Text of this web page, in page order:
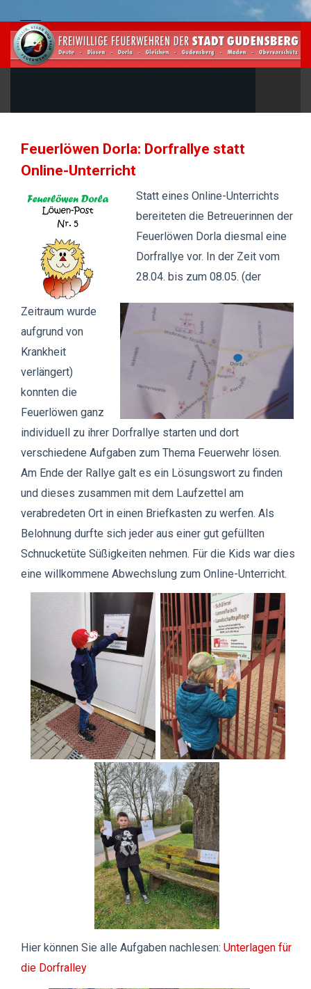
Feuerlöwen Dorla: Dorfrallye statt
Online-Unterricht
Statt eines Online-Unterrichts
bereiteten die Betreuerinnen der
Feuerlöwen Dorla diesmal eine
Dorfrallye vor. In der Zeit vom
28.04. bis zum 08.05. (der
Zeitraum wurde
aufgrund von
Krankheit
verlängert)
konnten die
Feuerlöwen ganz
individuell zu ihrer Dorfrallye starten und dort
verschiedene Aufgaben zum Thema Feuerwehr lösen.
Am Ende der Rallye galt es ein Lösungswort zu finden
und dieses zusammen mit dem Laufzettel am
verabredeten Ort in einen Briefkasten zu werfen. Als
Belohnung durfte sich jeder aus einer gut gefüllten
Schnucketüte Süßigkeiten nehmen. Für die Kids war dies
eine willkommene Abwechslung zum Online-Unterricht.
Hier können Sie alle Aufgaben nachlesen: Unterlagen für
die Dorfralley